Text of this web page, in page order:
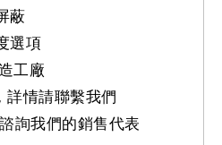
蔽
選項
工廠
詳情請聯繫我們
詢我們的銷售代表